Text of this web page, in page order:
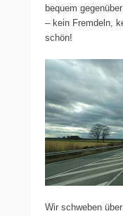
bequem
– kein Fremdeln,
schön!
Wir schweben